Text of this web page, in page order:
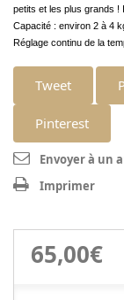
petits et les plus grands !
Capacité : environ 2 à 4
Réglage continu de la
Tweet
Pinterest
Envoyer à un
Imprimer
65,00€